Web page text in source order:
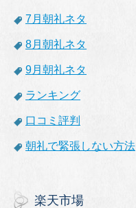
7月朝礼ネタ
8月朝礼ネタ
9月朝礼ネタ
ランキング
口コミ評判
朝礼で緊張しない方法
楽天市場